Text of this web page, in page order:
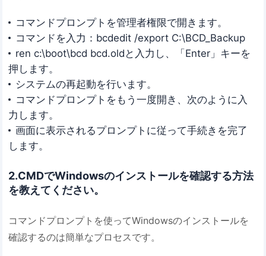
コマンドプロンプトを管理者権限で開きます。
コマンドを入力：bcdedit /export C:\BCD_Backup
ren c:\boot\bcd bcd.oldと入力し、「Enter」キーを
押します。
システムの再起動を行います。
コマンドプロンプトをもう一度開き、次のように入
力します。
画面に表示されるプロンプトに従って手続きを完了
します。
2.CMDでWindowsのインストールを確認する方法
を教えてください。
コマンドプロンプトを使ってWindowsのインストールを
確認するのは簡単なプロセスです。